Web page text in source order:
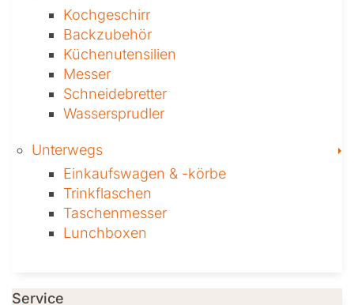
Kochgeschirr
Backzubehör
Küchenutensilien
Messer
Schneidebretter
Wassersprudler
Unterwegs
Einkaufswagen & ­-körbe
Trinkflaschen
Taschen­messer
Lunchboxen
Service